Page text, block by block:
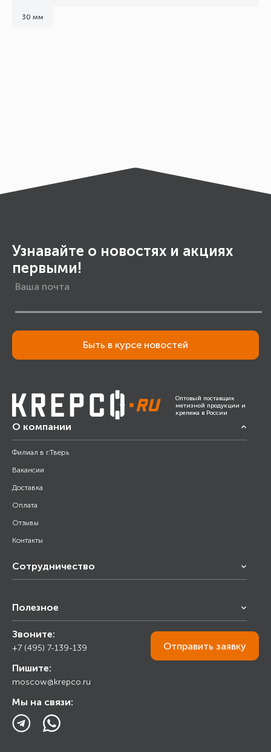
30 мм
Узнавайте о новостях и акциях
первыми!
Быть в курсе новостей
Оптовый поставщик
метизной продукции и
крепежа в России
О компании
Филиал в г.Тверь
Вакансии
Доставка
Оплата
Отзывы
Контакты
Сотрудничество
Снабжение строительства
Торговым организациям
Полезное
Калькулятор
Прайс лист
Ответы на вопросы
Блог
Звоните:
+7 (495) 7-139-139
Пишите:
moscow@krepco.ru
Мы на связи:
Отправить заявку